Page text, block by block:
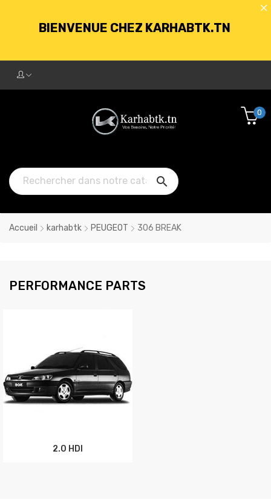
LIVRAISON GRATUITE À PARTIR DE
250DT D'ACHATS
BIENVENUE CHEZ KARHABTK.TN

0
Accueil karhabtk PEUGEOT 306 BREAK
PERFORMANCE PARTS
2.0 HDI